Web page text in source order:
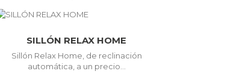
SILLÓN RELAX HOME
Sillón Relax Home, de reclinación
automática, a un precio...